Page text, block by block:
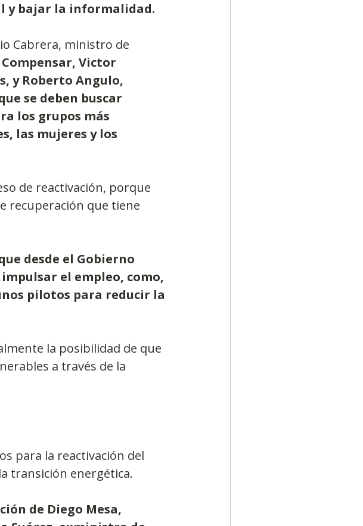
y bajar la informalidad.
Cabrera, ministro de
Victor
y Roberto Angulo,
se deben buscar
los grupos más
las mujeres y los
de reactivación, porque
recuperación que tiene
desde el Gobierno
el empleo, como,
pilotos para reducir la
la posibilidad de que
a través de la
para la reactivación del
transición energética.
de Diego Mesa,